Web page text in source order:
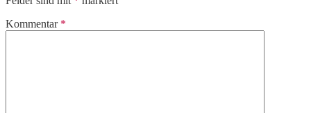
Kommentar *